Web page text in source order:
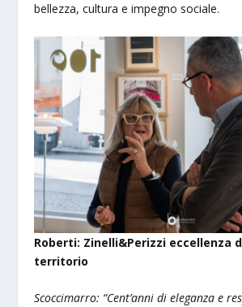
bellezza, cultura e impegno sociale.
Roberti: Zinelli&Perizzi eccellenza
territorio
Scoccimarro: “Cent’anni di eleganza e